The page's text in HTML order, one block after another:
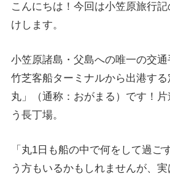
こんにちは！今回は小笠原旅行
けします。
小笠原諸島・父島への唯一の交通
竹芝客船ターミナルから出港す
丸」（通称：おがまる）です！
う長丁場。
「丸1日も船の中で何をして過ご
う方もいるかもしれませんが、実